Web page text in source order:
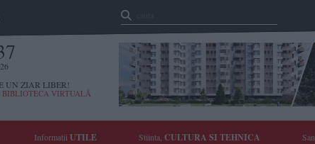
UN ZIAR LIBER!
BIBLIOTECA VIRTUALĂ
Informatii UTILE Stiinta, CULTURA SI TEHNICA